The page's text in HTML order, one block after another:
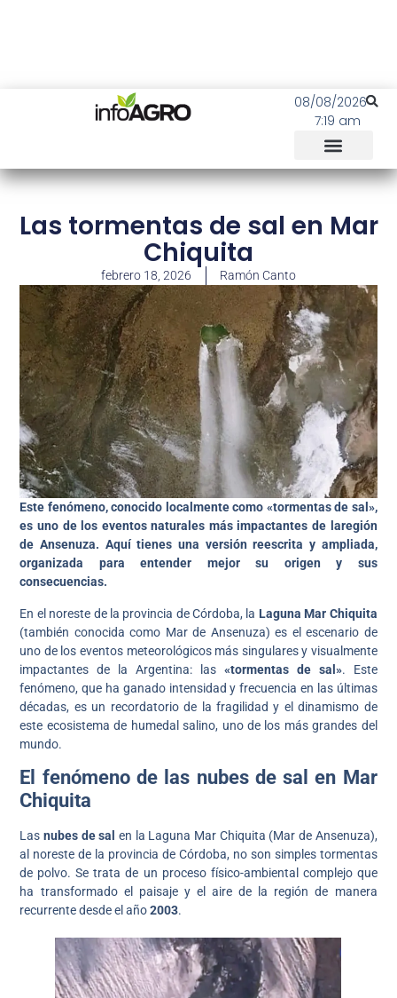
08/08/2026
7:19 am
Las tormentas de sal en Mar
Chiquita
febrero 18, 2026 Ramón Canto
Este fenómeno, conocido localmente como «tormentas de sal»,
es uno de los eventos naturales más impactantes de laregión
de Ansenuza. Aquí tienes una versión reescrita y ampliada,
organizada para entender mejor su origen y sus
consecuencias.
En el noreste de la provincia de Córdoba, la Laguna Mar Chiquita
(también conocida como Mar de Ansenuza) es el escenario de
uno de los eventos meteorológicos más singulares y visualmente
impactantes de la Argentina: las «tormentas de sal». Este
fenómeno, que ha ganado intensidad y frecuencia en las últimas
décadas, es un recordatorio de la fragilidad y el dinamismo de
este ecosistema de humedal salino, uno de los más grandes del
mundo.
El fenómeno de las nubes de sal en Mar
Chiquita
Lasnubes de sal en la Laguna Mar Chiquita (Mar de Ansenuza),
al noreste de la provincia de Córdoba, no son simples tormentas
de polvo. Se trata de un proceso físico-ambiental complejo que
ha transformado el paisaje y el aire de la región de manera
recurrente desde el año2003.